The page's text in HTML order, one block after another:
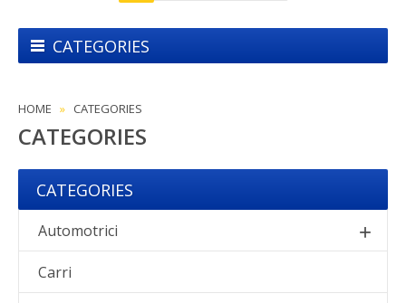
CATEGORIES
HOME CATEGORIES
CATEGORIES
CATEGORIES
Automotrici
Carri